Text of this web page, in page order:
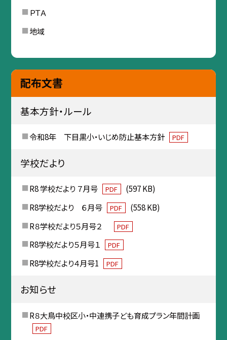
ＰＴＡ
地域
配布文書
基本方針・ルール
令和8年 下目黒小・いじめ防止基本方針 PDF
学校だより
R8 学校だより ７月号 PDF
(597 KB)
R8学校だより ６月号
PDF
(558 KB)
R８学校だより５月号２
PDF
R8学校だより５月号１ PDF
R8学校だより４月号1 PDF
お知らせ
R８大鳥中校区小・中連携子ども育成プラン年間計画
PDF